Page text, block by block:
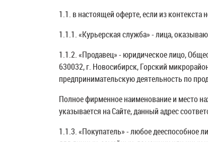
1.1. в настоящей оферте, если из
1.1.1. «Курьерская служба» - лица,
1.1.2. «Продавец» - юридическое лицо,
630032, г. Новосибирск, Горский
предпринимательскую деятельность по
Полное фирменное наименование и место
указывается на Сайте, данный адрес
1.1.3. «Покупатель» - любое дееспособное